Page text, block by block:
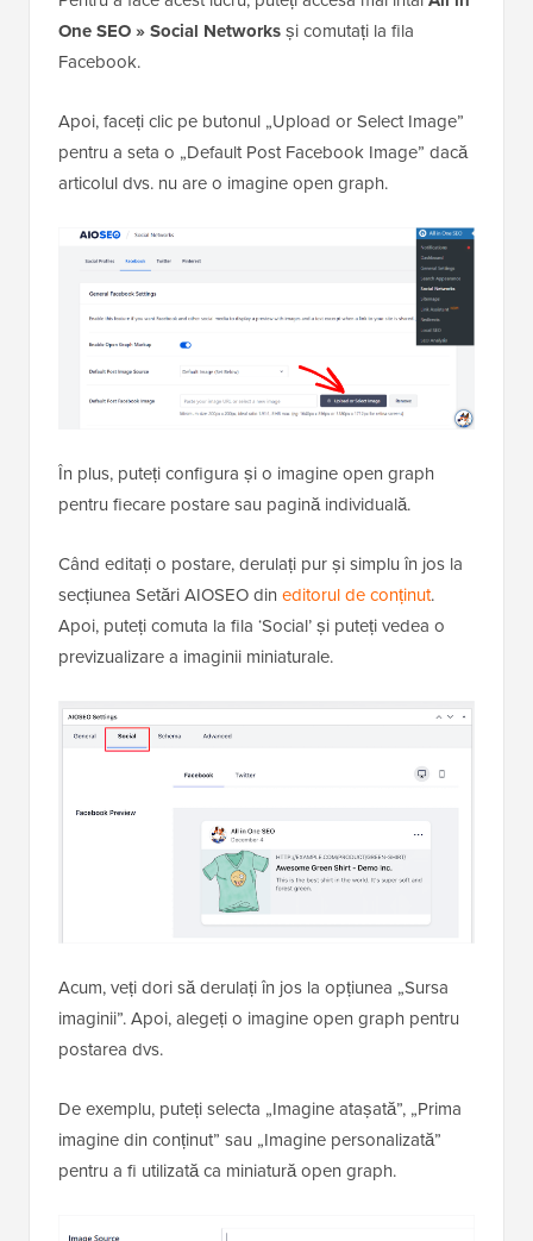
One SEO » Social Networksși comutați la fila
Facebook.
Apoi, faceți clic pe butonul „Upload or Select Image”
pentru a seta o „Default Post Facebook Image” dacă
articolul dvs. nu are o imagine open graph.
În plus, puteți configura și o imagine open graph
pentru fiecare postare sau pagină individuală.
Când editați o postare, derulați pur și simplu în jos la
secțiunea Setări AIOSEO din editorul de conținut.
Apoi, puteți comuta la fila ‘Social’ și puteți vedea o
previzualizare a imaginii miniaturale.
Acum, veți dori să derulați în jos la opțiunea „Sursa
imaginii”. Apoi, alegeți o imagine open graph pentru
postarea dvs.
De exemplu, puteți selecta „Imagine atașată”, „Prima
imagine din conținut” sau „Imagine personalizată”
pentru a fi utilizată ca miniatură open graph.